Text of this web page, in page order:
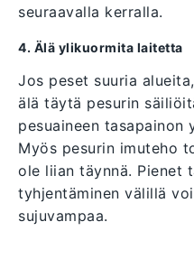
seuraavalla kerralla.
4. Älä ylikuormita laitetta
Jos peset suuria
älä täytä pesurin
pesuaineen tasapainon
Myös pesurin imuteho
ole liian täynnä. Pienet
tyhjentäminen välillä
sujuvampaa.